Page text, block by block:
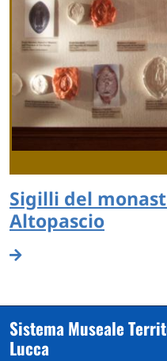
Sigilli del
Altopascio
Sistema Museale
Lucca